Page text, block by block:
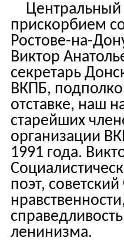
прискорбием
Ростове-на-
Виктор
секретарь
ВКПБ,
отставке, наш
старейших
организации
1991 года.
поэт,
ленинизма.